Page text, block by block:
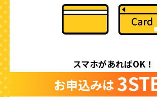
お申込みは
スマホがあればOK！